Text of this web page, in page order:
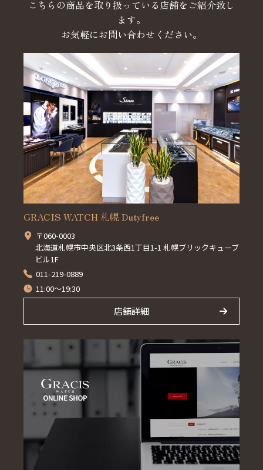
こちらの商品を取り扱っている店舗をご紹介致し
ます。
お気軽にお問い合わせください。
GRACIS WATCH 札幌 Dutyfree
〒060-0003
北海道札幌市中央区北3条西1丁目1-1 札幌ブリックキューブ
ビル1F
011-219-0889
11:00～19:30
店舗詳細